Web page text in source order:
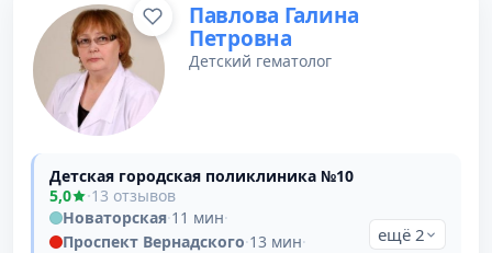
Павлова Галина
Петровна
Детский гематолог
Детская городская поликлиника №10
5,0
·13 отзывов
Новаторская·11 мин·
Проспект Вернадского·13 мин·
ещё 2